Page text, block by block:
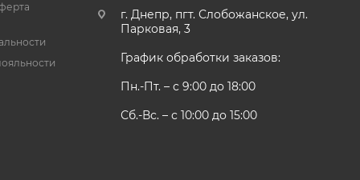
г. Днепр, пгт. Слобожанское, ул.
Парковая, 3
График обработки заказов:
Пн.-Пт. – с 9:00 до 18:00
Сб.-Вс. – с 10:00 до 15:00